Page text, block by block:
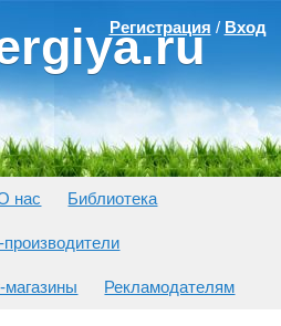
Регистрация / Вход
нас Библиотека
Рекламодателям